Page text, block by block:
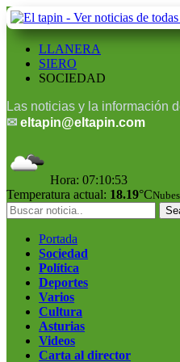
LLANERA
SIERO
SOCIEDAD
Las noticias y la información
✉ eltapin@eltapin.com
Hora: 07:10:53
Temperatura actual: 18.19°C
Portada
Sociedad
Política
Deportes
Varios
Cultura
Asturias
Videos
Carta al director